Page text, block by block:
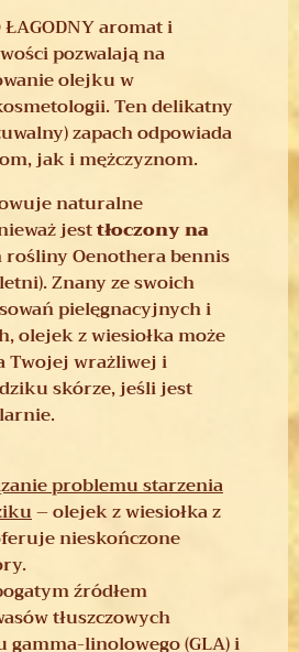
aromat i
pozwalają na
olejku w
Ten delikatny
zapach odpowiada
jak i mężczyznom.
naturalne
jesttłoczony na
rośliny Oenothera bennis
Znany ze swoich
pielęgnacyjnych i
olejek z wiesiołka może
Twojej wrażliwej i
skórze, jeśli jest
problemu starzenia
– olejek z wiesiołka z
nieskończone
źródłem
tłuszczowych
gamma-linolowego (GLA) i